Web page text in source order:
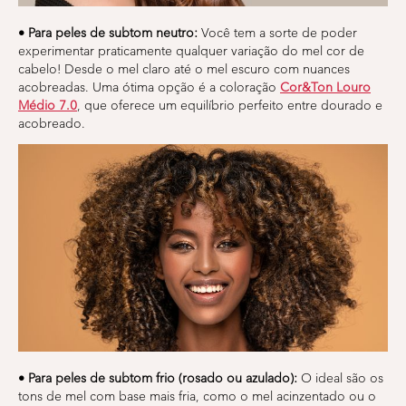
• Para peles de subtom neutro: Você tem a sorte de poder
experimentar praticamente qualquer variação do mel cor de
cabelo! Desde o mel claro até o mel escuro com nuances
acobreadas. Uma ótima opção é a coloração Cor&Ton Louro
Médio 7.0, que oferece um equilíbrio perfeito entre dourado e
acobreado.
• Para peles de subtom frio (rosado ou azulado): O ideal são os
tons de mel com base mais fria, como o mel acinzentado ou o